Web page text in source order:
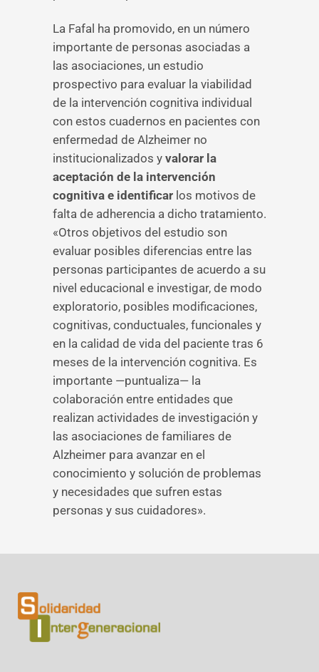
La Fafal ha promovido, en un número
importante de personas asociadas a
las asociaciones, un estudio
prospectivo para evaluar la viabilidad
de la intervención cognitiva individual
con estos cuadernos en pacientes con
enfermedad de Alzheimer no
institucionalizados y valorar la
aceptación de la intervención
cognitiva e identificar los motivos de
falta de adherencia a dicho tratamiento.
«Otros objetivos del estudio son
evaluar posibles diferencias entre las
personas participantes de acuerdo a su
nivel educacional e investigar, de modo
exploratorio, posibles modificaciones,
cognitivas, conductuales, funcionales y
en la calidad de vida del paciente tras 6
meses de la intervención cognitiva. Es
importante —puntualiza— la
colaboración entre entidades que
realizan actividades de investigación y
las asociaciones de familiares de
Alzheimer para avanzar en el
conocimiento y solución de problemas
y necesidades que sufren estas
personas y sus cuidadores».